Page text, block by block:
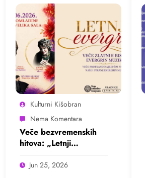
Kulturni Kišobran
Veče bezvremenskih
hitova: „Letnji
evergrin“ u Domu
omladine Beograda
Jun 25, 2026